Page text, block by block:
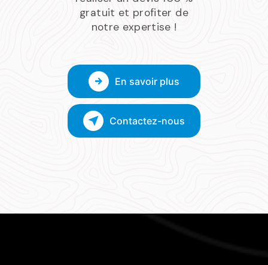
gratuit et profiter de
notre expertise !
En savoir plus
Contactez-nous